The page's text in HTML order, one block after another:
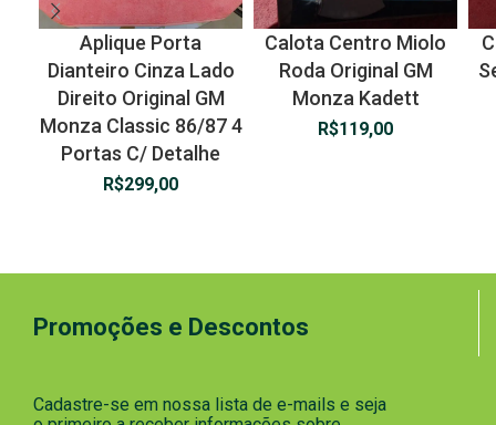
Aplique Porta
Dianteiro Cinza Lado
Direito Original GM
Monza Classic 86/87 4
Portas C/ Detalhe
R$299,00
Calota Centro Miolo
Roda Original GM
Monza Kadett
R$119,00
Promoções e Descontos
Cadastre-se em nossa lista de e-mails e seja